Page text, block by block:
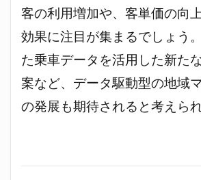
客の利用増加や、客単価の向
効果に注目が集まるでしょう
た乗車データを活用した新た
案など、データ駆動型の地域
の発展も期待されると考えられ